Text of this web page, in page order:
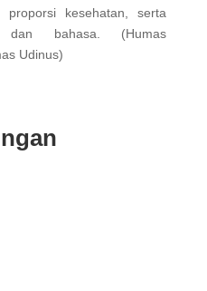
proporsi kesehatan, serta
dan bahasa. (Humas
Udinus)